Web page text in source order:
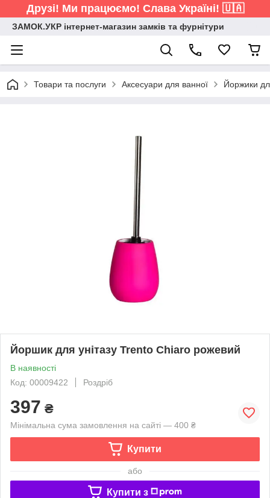
Друзі! Ми працюємо! Слава Україні! 🇺🇦
ЗАМОК.УКР інтернет-магазин замків та фурнітури
Товари та послуги Аксесуари для ванної Йоржики
Йоршик для унітазу Trento Chiaro рожевий
В наявності
Код: 00009422
Роздріб
397 ₴
Мінімальна сума замовлення на сайті — 400 ₴
Купити
або
Купити з